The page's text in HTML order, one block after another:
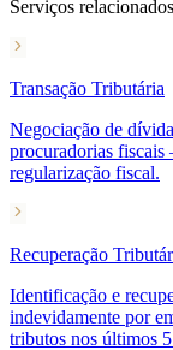
Serviços relacionados
Transação Tributária
Negociação de
procuradorias
regularização fiscal.
Recuperação
Identificação e
indevidamente por
tributos nos últimos